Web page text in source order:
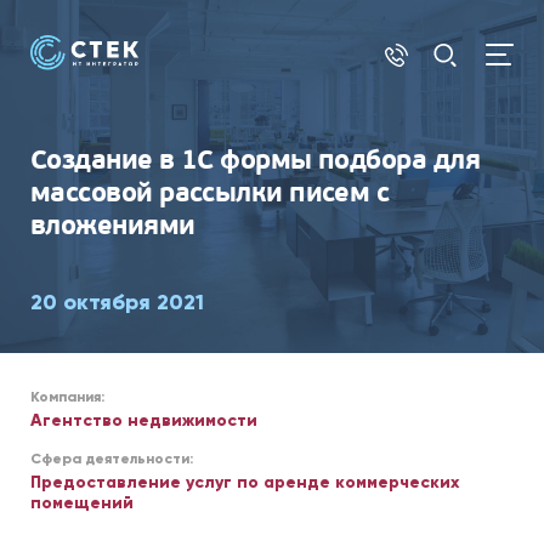
Создание в 1С формы подбора для
массовой рассылки писем с
вложениями
20 октября 2021
Компания:
Агентство недвижимости
Сфера деятельности:
Предоставление услуг по аренде коммерческих
помещений